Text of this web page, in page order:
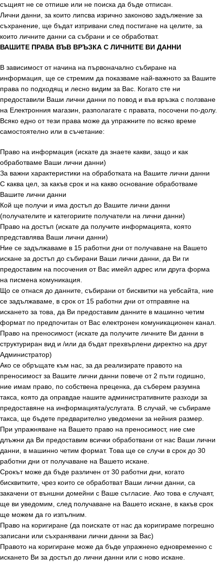
същият не се отпише или не поиска да бъде отписан.
Лични данни, за които липсва изрично законово задължение за
съхранение, ще бъдат изтривани след постигане на целите, за
които личните данни са събрани и се обработват.
ВАШИТЕ ПРАВА ВЪВ ВРЪЗКА С ЛИЧНИТЕ ВИ ДАННИ
В зависимост от начина на първоначално събиране на
информация, ще се стремим да показваме най-важното за Вашите
права по подходящ и лесно видим за Вас. Когато сте ни
предоставили Ваши лични данни по повод и във връзка с ползване
на Електронния магазин, разполагате с правата, посочени по-долу.
Всяко едно от тези права може да упражните по всяко време
самостоятелно или в съчетание:
Право на информация (искате да знаете какви, защо и как
обработваме Ваши лични данни)
За важни характеристики на обработката на Вашите лични данни
С каква цел, за какъв срок и на какво основание обработваме
Вашите лични данни
Кой ще получи и има достъп до Вашите лични данни
(получателите и категориите получатели на лични данни)
Право на достъп (искате да получите информацията, която
представлява Ваши лични данни)
Ние се задължаваме в 15 работни дни от получаване на Вашето
искане за достъп до събирани Ваши лични данни, да Ви ги
предоставим на посочения от Вас имейл адрес или друга форма
на писмена комуникация.
Що се отнася до данните, събирани от бисквитки на уебсайта, ние
се задължаваме, в срок от 15 работни дни от отправяне на
искането за това, да Ви предоставим данните в машинно четим
формат по предпочитан от Вас електронен комуникационен канал.
Право на преносимост (искате да получите личните Ви данни в
структуриран вид и /или да бъдат прехвърлени директно на друг
Администратор)
Ако се обръщате към нас, за да реализирате правото на
преносимост за Вашите лични данни повече от 2 пъти годишно,
ние имам право, по собствена преценка, да съберем разумна
такса, която да оправдае нашите административните разходи за
предоставяне на информацията/услугата. В случай, че събираме
такса, ще бъдете предварително уведомени за нейния размер.
При упражняване на Вашето право на преносимост, ние сме
длъжни да Ви предоставим всички обработвани от нас Ваши лични
данни, в машинно четим формат. Това ще се случи в срок до 30
работни дни от получаване на Вашето искане.
Срокът може да бъде различен от 30 работни дни, когато
бисквитките, чрез които се обработват Ваши лични данни, са
закачени от външни домейни с Ваше съгласие. Ако това е случаят,
ще ви уведомим, след получаване на Вашето искане, в какъв срок
ще можем да го изпълним.
Право на коригиране (да поискате от нас да коригираме погрешно
записани или съхранявани лични данни за Вас)
Правото на коригиране може да бъде упражнено едновременно с
искането Ви за достъп до лични данни или с ново искане.